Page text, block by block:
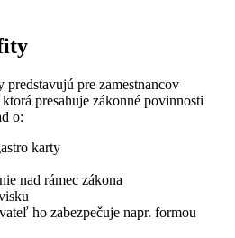
pre zamestnancov
presahuje zákonné povinnosti
o:
karty
nad rámec zákona
ho zabezpečuje napr. formou